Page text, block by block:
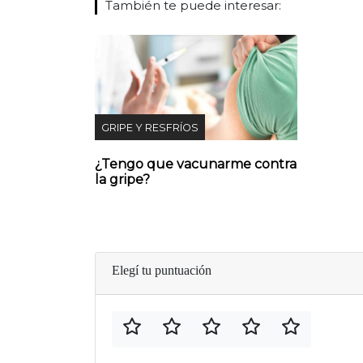
También te puede interesar:
GRIPE Y RESFRÍOS
¿Tengo que vacunarme contra
la gripe?
Elegí tu puntuación